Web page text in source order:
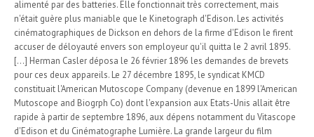
alimenté par des batteries. Elle fonctionnait très correctement, mais
n'était guère plus maniable que le Kinetograph d'Edison. Les activités
cinématographiques de Dickson en dehors de la firme d'Edison le firent
accuser de déloyauté envers son employeur qu'il quitta le 2 avril 1895.
[...] Herman Casler déposa le 26 février 1896 les demandes de brevets
pour ces deux appareils. Le 27 décembre 1895, le syndicat KMCD
constituait l'American Mutoscope Company (devenue en 1899 l'American
Mutoscope and Biogrph Co) dont l'expansion aux Etats-Unis allait être
rapide à partir de septembre 1896, aux dépens notamment du Vitascope
d'Edison et du Cinématographe Lumière. La grande largeur du film